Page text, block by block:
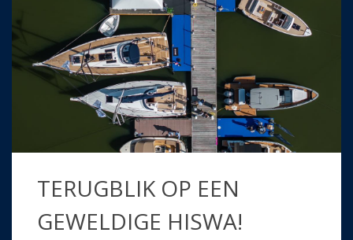
TERUGBLIK OP EEN
GEWELDIGE HISWA!